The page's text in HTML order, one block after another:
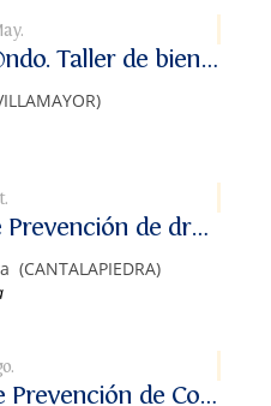
Transform@ndo. Taller de bienestar digital.
Proyecto de Prevención de drogas: Ocio Alternativo para jóvenes de 12 a 16 años
(CANTALAPIEDRA)
Campaña de Prevención de Consumo de Drogas en Fiestas "Engánchate a tus metas"